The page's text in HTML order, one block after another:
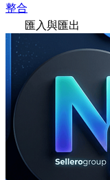
整合
匯入與匯出